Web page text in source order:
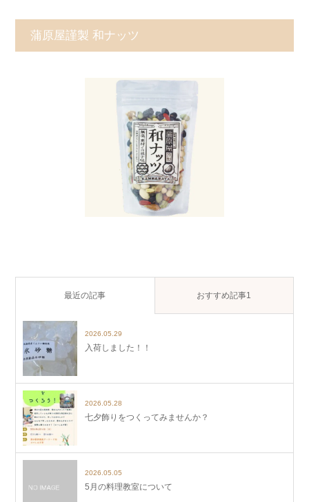
蒲原屋謹製 和ナッツ
最近の記事 おすすめ記事1
2026.05.29
入荷しました！！
2026.05.28
七夕飾りをつくってみませんか？
2026.05.05
5月の料理教室について